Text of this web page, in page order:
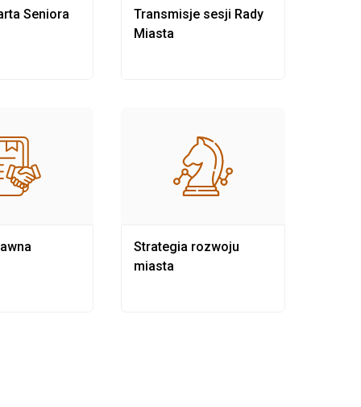
Seniora
Transmisje sesji Rady
Miasta
Strategia rozwoju
miasta